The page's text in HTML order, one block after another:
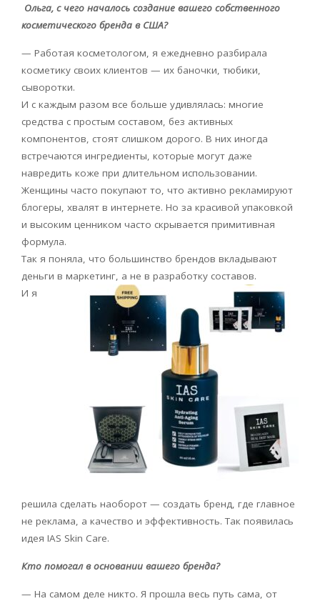
Ольга, с чего началось создание вашего собственного
косметического бренда в США?
— Работая косметологом, я ежедневно разбирала
косметику своих клиентов — их баночки, тюбики,
сыворотки.
И с каждым разом все больше удивлялась: многие
средства с простым составом, без активных
компонентов, стоят слишком дорого. В них иногда
встречаются ингредиенты, которые могут даже
навредить коже при длительном использовании.
Женщины часто покупают то, что активно рекламируют
блогеры, хвалят в интернете. Но за красивой упаковкой
и высоким ценником часто скрывается примитивная
формула.
Так я поняла, что большинство брендов вкладывают
деньги в маркетинг, а не в разработку составов.
И я
решила сделать наоборот — создать бренд, где главное
не реклама, а качество и эффективность. Так появилась
идея IAS Skin Care.
Кто помогал в основании вашего бренда?
— На самом деле никто. Я прошла весь путь сама, от